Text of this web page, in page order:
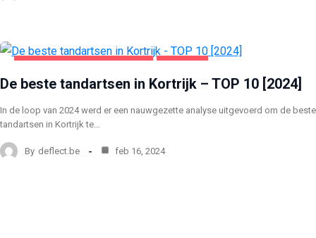
De beste tandartsen in Kortrijk – TOP 10 [2024]
In de loop van 2024 werd er een nauwgezette analyse uitgevoerd om de beste
tandartsen in Kortrijk te…
By deflect.be feb 16, 2024